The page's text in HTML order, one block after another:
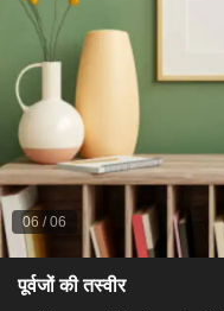
06 /06
​पूर्वजों की तस्वीर​